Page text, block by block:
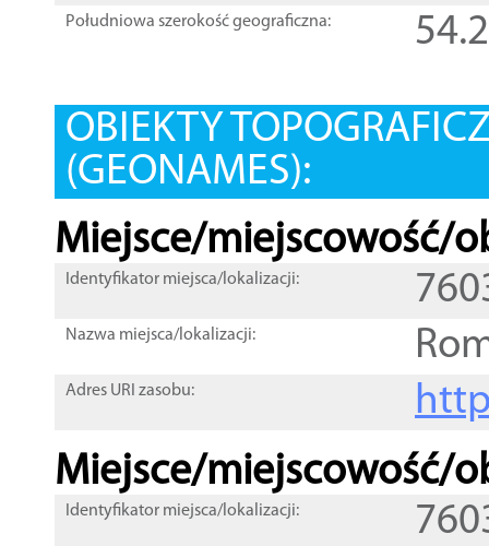
Południowa szerokość geograficzna:
OBIEKTY
(GEONAMES):
Miejsce/miejscowość/
Identyfikator miejsca/lokalizacji:
Nazwa miejsca/lokalizacji:
Adres URI zasobu:
Miejsce/miejscowość/
Identyfikator miejsca/lokalizacji: